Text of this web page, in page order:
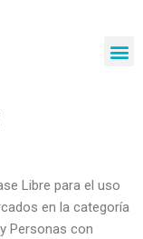
Libre para el uso
en la categoría
Personas con